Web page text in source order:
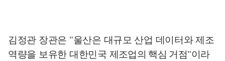
김정관 장관은 "울산은 대규모 산업 데이터와 제조
역량을 보유한 대한민국 제조업의 핵심 거점"이라